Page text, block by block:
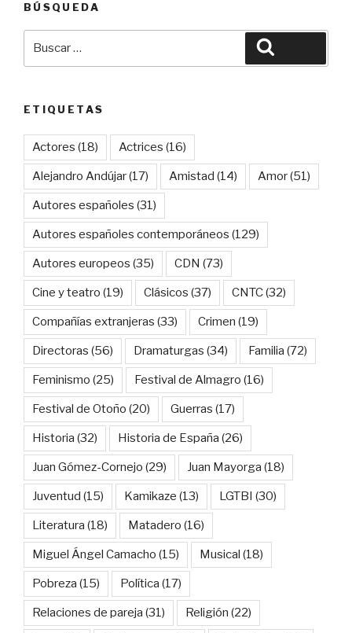
BÚSQUEDA
ETIQUETAS
Actores (18) Actrices (16)
Alejandro Andújar(17) Amistad (14) Amor(51)
Autores españoles (31)
Autores españoles contemporáneos (129)
Autores europeos (35) CDN (73)
Cine y teatro (19) Clásicos (37) CNTC(32)
Compañías extranjeras (33) Crimen (19)
Directoras (56) Dramaturgas (34) Familia (72)
Feminismo (25) Festival de Almagro (16)
Festival de Otoño (20) Guerras (17)
Historia (32) Historia de España (26)
Juan Gómez-Cornejo (29) Juan Mayorga (18)
Juventud (15) Kamikaze (13) LGTBI (30)
Literatura (18) Matadero (16)
Miguel Ángel Camacho (15) Musical (18)
Pobreza (15) Política (17)
Relaciones de pareja (31) Religión (22)